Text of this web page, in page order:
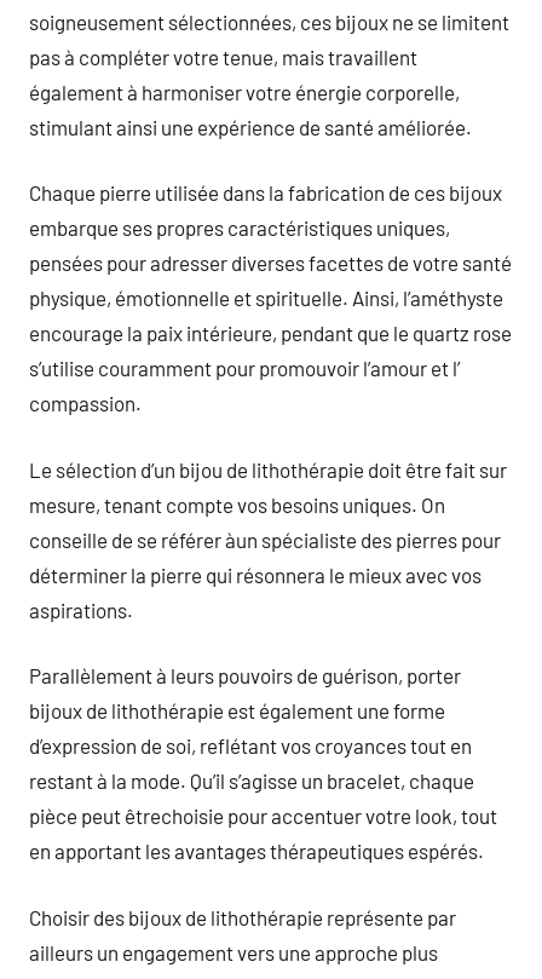
soigneusement sélectionnées, ces bijoux ne se limitent
pas à compléter votre tenue, mais travaillent
également à harmoniser votre énergie corporelle,
stimulant ainsi une expérience de santé améliorée.
Chaque pierre utilisée dans la fabrication de ces bijoux
embarque ses propres caractéristiques uniques,
pensées pour adresser diverses facettes de votre santé
physique, émotionnelle et spirituelle. Ainsi, l’améthyste
encourage la paix intérieure, pendant que le quartz rose
s’utilise couramment pour promouvoir l’amour et l’
compassion.
Le sélection d’un bijou de lithothérapie doit être fait sur
mesure, tenant compte vos besoins uniques. On
conseille de se référer àun spécialiste des pierres pour
déterminer la pierre qui résonnera le mieux avec vos
aspirations.
Parallèlement à leurs pouvoirs de guérison, porter
bijoux de lithothérapie est également une forme
d’expression de soi, reflétant vos croyances tout en
restant à la mode. Qu’il s’agisse un bracelet, chaque
pièce peut êtrechoisie pour accentuer votre look, tout
en apportant les avantages thérapeutiques espérés.
Choisir des bijoux de lithothérapie représente par
ailleurs un engagement vers une approche plus